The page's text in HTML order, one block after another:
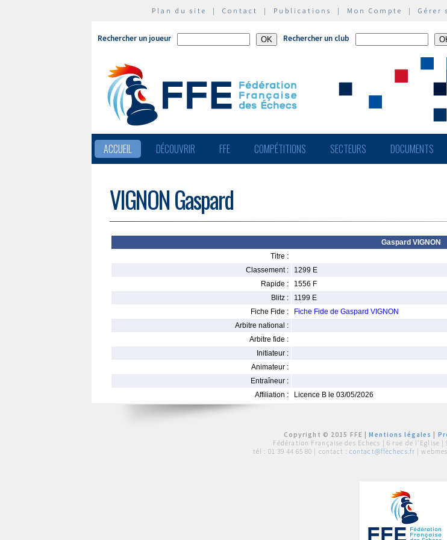
Plan du site | Contact | Publications | Mon Compte | Gérer
Rechercher un joueur Rechercher un club
ACCUEIL DÉCOUVRIR FFE COMPÉTITIONS SECTEURS DOCUMENTS
VIGNON Gaspard
Gaspard VIGNON
Titre :
Classement :
1299 E
Rapide :
1556 F
Blitz :
1199 E
Fiche Fide :
Fiche Fide de Gaspard VIGNON
Arbitre national :
Arbitre fide :
Initiateur :
Animateur :
Entraîneur :
Affiliation :
Licence B le 03/05/2026
Copyright © 2015 FFE |Mentions légales
Fédération Française des Echecs | 6 rue de l'Eglise |
tél : 01 39 44 65 80 | contact : contact@ffechecs.fr |